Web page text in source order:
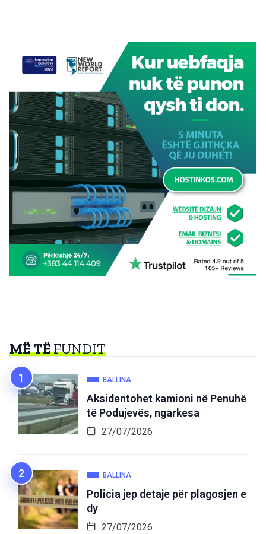
MË TËFUNDIT
BALLINA
Aksidentohet kamioni në Penuhë
të Podujevës, ngarkesa
27/07/2026
BALLINA
Policia jep detaje për plagosjen e
dy
27/07/2026